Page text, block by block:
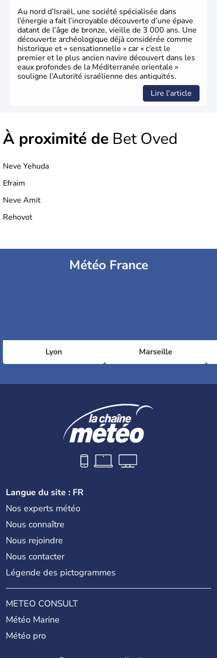
Au nord d’Israël, une société spécialisée dans
l’énergie a fait l’incroyable découverte d’une épave
datant de l’âge de bronze, vieille de 3 000 ans. Une
découverte archéologique déjà considérée comme
historique et « sensationnelle » car « c’est le
premier et le plus ancien navire découvert dans les
eaux profondes de la Méditerranée orientale »
souligne l’Autorité israélienne des antiquités.
Lire l'article
À proximité de Bet Oved
Neve Yehuda
Efraim
Neve Amit
Rehovot
Météo France
Lyon Marseille
Langue du site : FR
Nos experts météo
Nous connaître
Nous rejoindre
Nous contacter
Légende des pictogrammes
METEO CONSULT
Météo Marine
Météo pro